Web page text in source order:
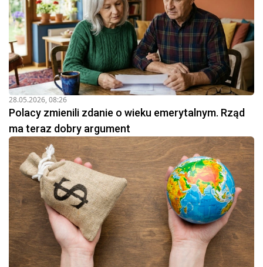
28.05.2026, 08:26
Polacy zmienili zdanie o wieku emerytalnym. Rząd
ma teraz dobry argument